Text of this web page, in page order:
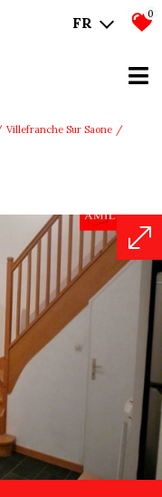
FR
0
Villefranche Sur Saone